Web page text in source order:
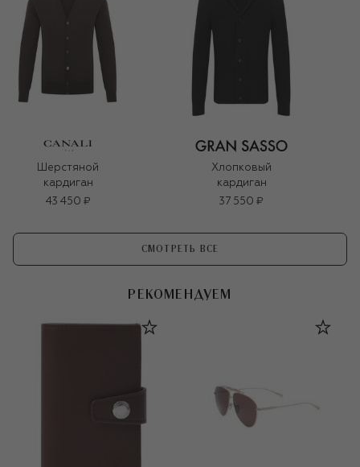
Шерстяной
кардиган
43 450 ₽
Хлопковый
кардиган
37 550 ₽
СМОТРЕТЬ ВСЕ
РЕКОМЕНДУЕМ